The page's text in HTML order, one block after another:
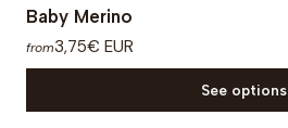
Baby Merino
from3,75€ EUR
See options